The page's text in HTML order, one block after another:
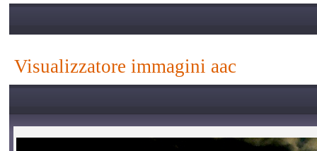
visualizzatore immagini aac